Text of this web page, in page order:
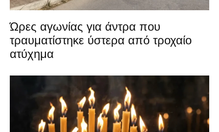
Ώρες αγωνίας για άντρα που
τραυματίστηκε ύστερα από τροχαίο
ατύχημα